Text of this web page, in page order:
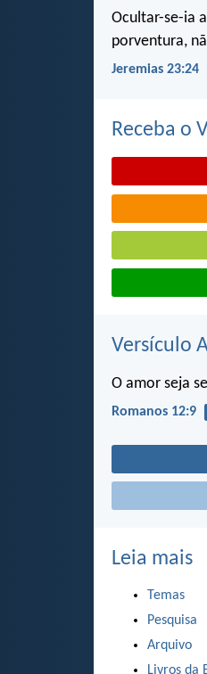
Ocultar-se-ia
porventura,
Jeremias 23:24
Receba o
Versículo
O amor seja
Romanos 12:9
Leia mais
Temas
Pesquisa
Arquivo
Livros da